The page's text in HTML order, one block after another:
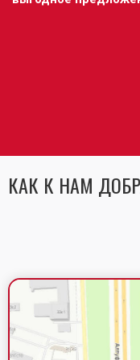
КАК К НАМ